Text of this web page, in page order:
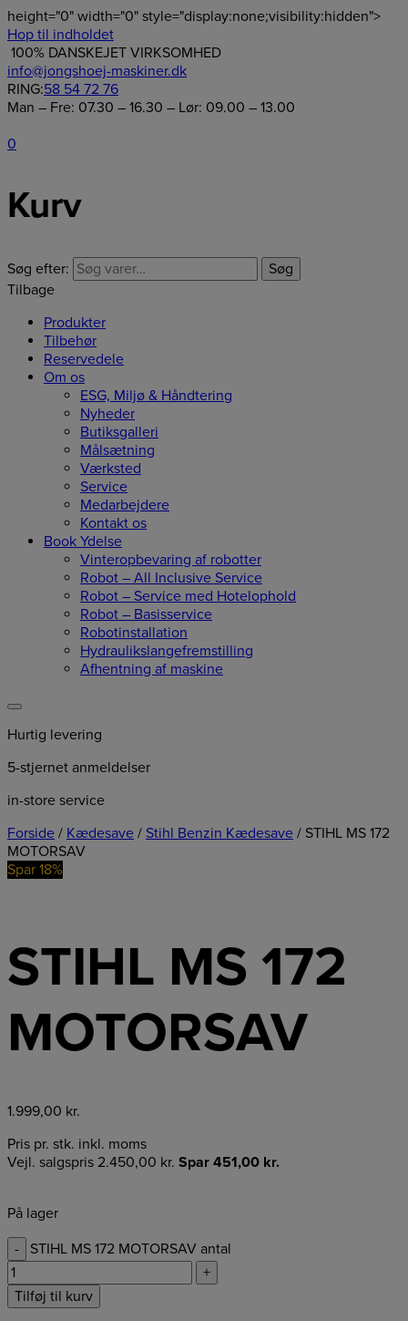
height="0" width="0" style="display:none;visibility:hidden">
Hop til indholdet
100% DANSKEJET VIRKSOMHED
info@jongshoej-maskiner.dk
RING:58 54 72 76
Man – Fre: 07.30 – 16.30 – Lør: 09.00 – 13.00
0
Kurv
Søg efter:
Søg
Tilbage
Produkter
Tilbehør
Reservedele
Om os
ESG, Miljø & Håndtering
Nyheder
Butiksgalleri
Målsætning
Værksted
Service
Medarbejdere
Kontakt os
Book Ydelse
Vinteropbevaring af robotter
Robot – All Inclusive Service
Robot – Service med Hotelophold
Robot – Basisservice
Robotinstallation
Hydraulikslangefremstilling
Afhentning af maskine
Hurtig levering
5-stjernet anmeldelser
in-store service
Forside / Kædesave / Stihl Benzin Kædesave / STIHL MS 172
MOTORSAV
Spar 18%
STIHL MS 172
MOTORSAV
1.999,00 kr.
Pris pr. stk. inkl. moms
Vejl. salgspris 2.450,00 kr. Spar 451,00 kr.
På lager
-
STIHL MS 172 MOTORSAV antal
+
Tilføj til kurv